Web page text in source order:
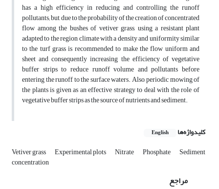
has a high efficiency in reducing and controlling the runoff
pollutants; but, due to the probability of the creation of concentrated
flow among the bushes of vetiver grass, using a resistant plant
adapted to the region climate with a density and uniformity similar
to the turf grass is recommended to make the flow uniform and
sheet and consequently increasing the efficiency of vegetative
buffer strips to reduce runoff volume and pollutants before
entering the runoff to the surface waters. Also, periodic mowing of
the plants is given as an effective strategy to deal with the role of
vegetative buffer strips as the source of nutrients and sediment.
کلیدواژه‌ها English
Vetiver grass Experimental plots Nitrate Phosphate Sediment
concentration
مراجع